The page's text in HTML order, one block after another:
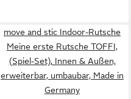
move and stic Indoor-Rutsche
Meine erste Rutsche TOFFI,
(Spiel-Set), Innen & Außen,
erweiterbar, umbaubar, Made in
Germany